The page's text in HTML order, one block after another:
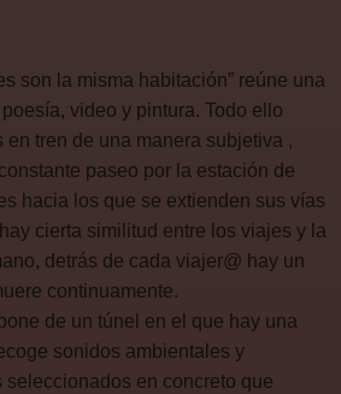
son la misma habitación” reúne una
video y pintura. Todo ello
tren de una manera subjetiva ,
paseo por la estación de
hacia los que se extienden sus vías
cierta similitud entre los viajes y la
detrás de cada viajer@ hay un
continuamente.
de un túnel en el que hay una
sonidos ambientales y
seleccionados en concreto que